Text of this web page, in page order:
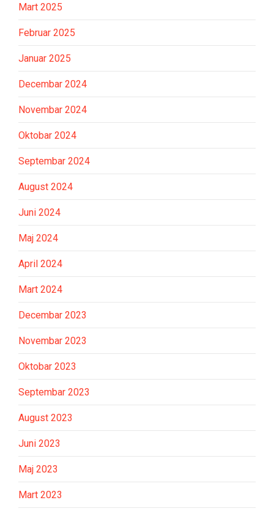
Mart 2025
Februar 2025
Januar 2025
Decembar 2024
Novembar 2024
Oktobar 2024
Septembar 2024
August 2024
Juni 2024
Maj 2024
April 2024
Mart 2024
Decembar 2023
Novembar 2023
Oktobar 2023
Septembar 2023
August 2023
Juni 2023
Maj 2023
Mart 2023